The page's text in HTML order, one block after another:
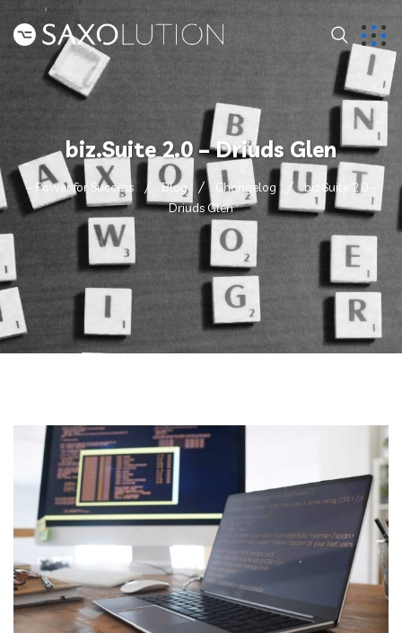
biz.Suite 2.0 – Driuds Glen
– Power for Success Blog Changelog
biz.Suite 2.0 –
Driuds Glen